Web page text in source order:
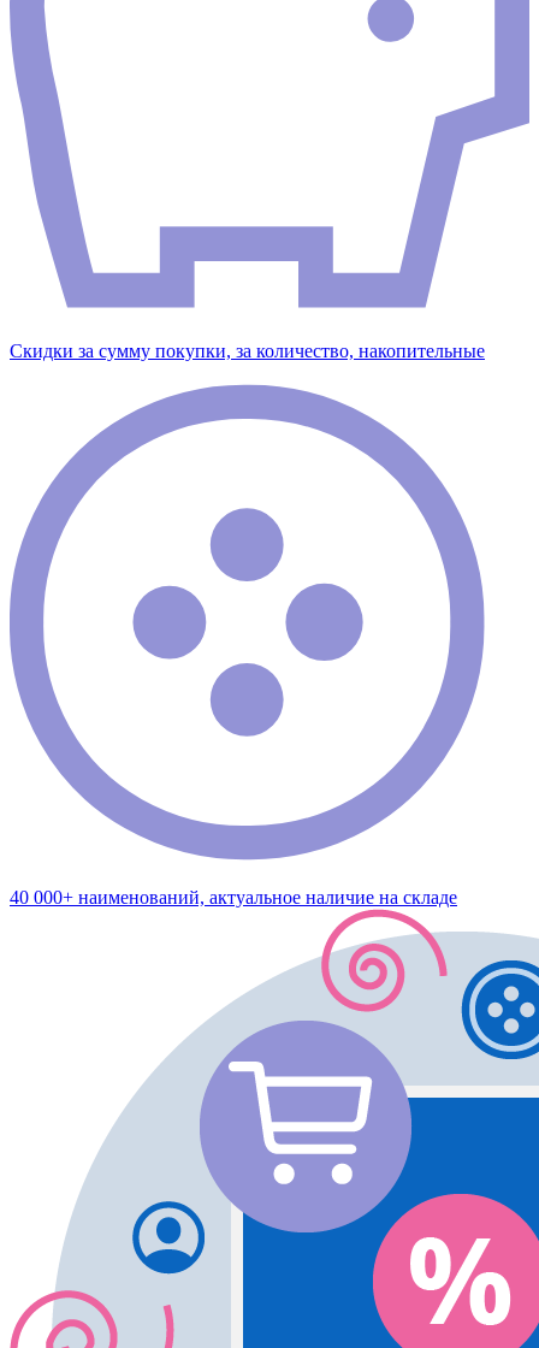
Скидки за сумму покупки, за количество, накопительные
40 000+ наименований, актуальное наличие на складе